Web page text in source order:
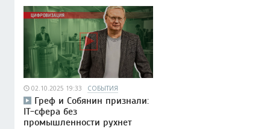
02.10.2025 19:33 СОБЫТИЯ
Греф и Собянин признали:
IT-сфера без
промышленности рухнет